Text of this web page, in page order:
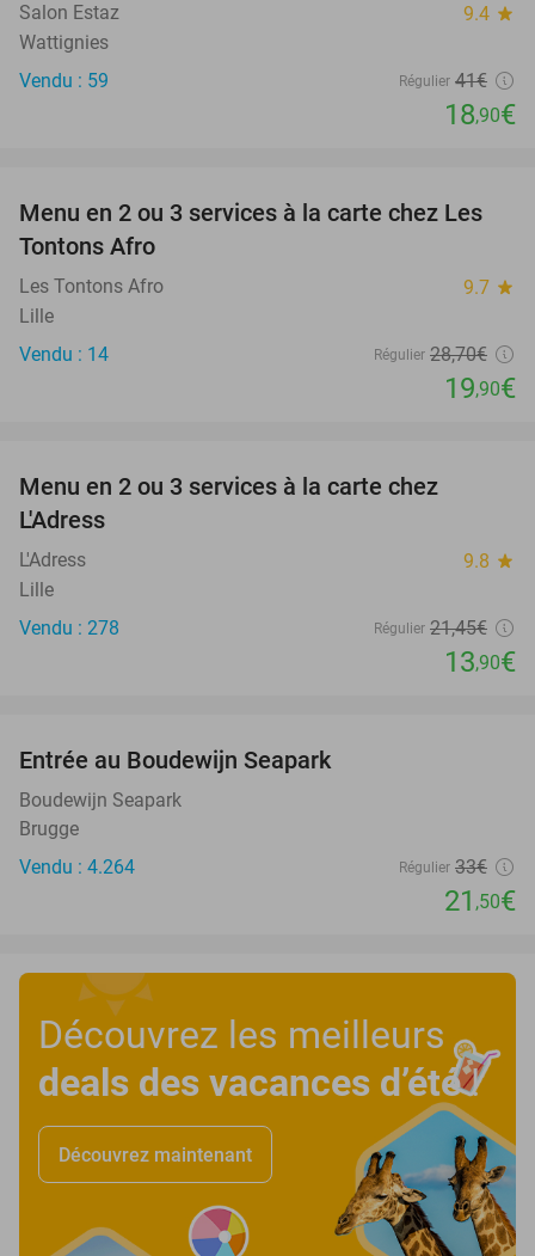
Salon Estaz 9.4 star
Wattignies
Vendu : 59
Régulier 41€
18,90€
31%
Menu en 2 ou 3 services à la carte chez Les
Tontons Afro
Les Tontons Afro 9.7 star
Lille
Vendu : 14
Régulier 28,70€
19,90€
Menu en 2 ou 3 services à la carte chez
L'Adress
L'Adress 9.8 star
Lille
Vendu : 278
Régulier 21,45€
13,90€
Entrée au Boudewijn Seapark
Boudewijn Seapark
Brugge
Vendu : 4.264
Régulier 33€
21 ,50€
Découvrez les meilleurs
deals des vacances d’été!
Découvrez maintenant